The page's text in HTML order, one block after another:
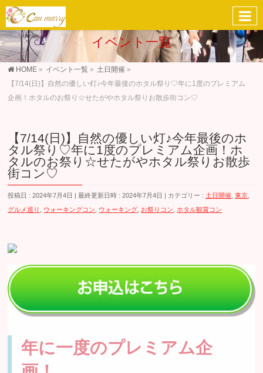
イベント一覧
HOME » イベント一覧 » 土日開催 »
【7/14(日)】自然の優しい灯♪今年最後のホタル祭り♡年に1度のプレミアム
企画！ホタルのお祭り☆せたがやホタル祭りお散歩街コン♡
【7/14(日)】自然の優しい灯♪今年最後のホ
タル祭り♡年に1度のプレミアム企画！ホ
タルのお祭り☆せたがやホタル祭りお散歩
街コン♡
投稿日 : 2024年7月4日 最終更新日時 : 2024年7月4日 カテゴリー : 土日開催 ,東京
グルメ巡り
ウォーキングコン ウォーキング お祭りコン ホタル観賞コン
年に一度のプレミアム企